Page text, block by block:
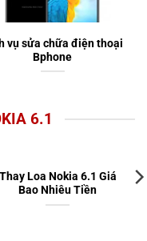
vụ sửa chữa điện thoại
Bphone
6.1
Thay Loa Nokia 6.1 Giá
Bao Nhiêu Tiền